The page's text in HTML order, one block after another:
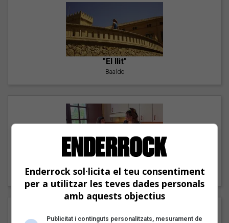
"El llit"
Baaldo
Carmen y María
Enderrock sol·licita el teu consentiment
per a utilitzar les teves dades personals
amb aquests objectius
Publicitat i continguts personalitzats, mesurament de